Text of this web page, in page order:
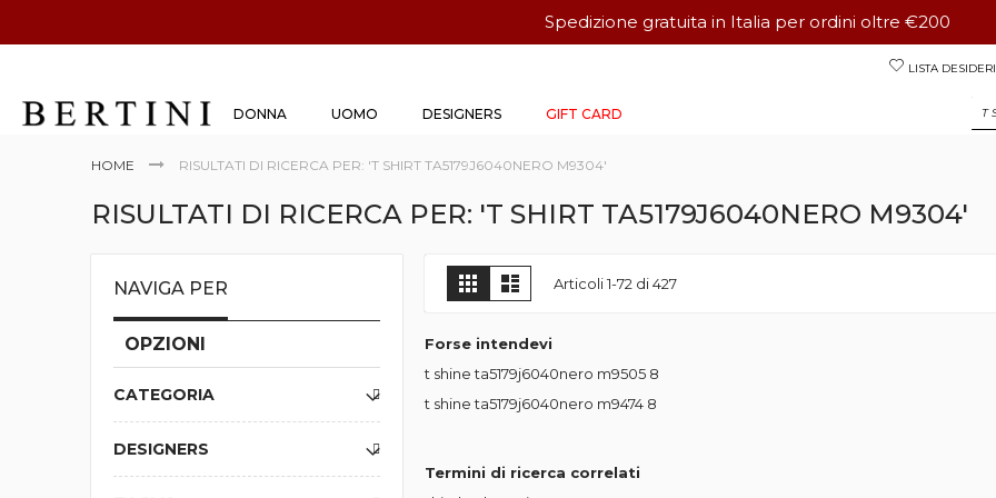
Spedizione gratuita in Italia per ordini oltre €200
LISTA DESIDERI
DONNA UOMO DESIGNERS GIFT CARD
HOME RISULTATI DI RICERCA PER: 'T SHIRT TA5179J6040NERO M9304'
RISULTATI DI RICERCA PER: 'T SHIRT TA5179J6040NERO M9304'
Mostra
come
GrigliaLista Articoli1-72 di427
Forse intendevi
t shine ta5179j6040nero m9505 8
t shine ta5179j6040nero m9474 8
Termini di ricerca correlati
NAVIGA PER
OPZIONI
CATEGORIA
DESIGNERS